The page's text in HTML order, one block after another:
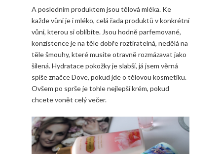
A posledním produktem jsou tělová mléka. Ke
každe vůni je i mléko, celá řada produktů v konkrétní
vůni, kterou si oblíbíte. Jsou hodně parfemované,
konzistence je na těle dobře roztíratelná, nedělá na
těle šmouhy, které musíte otravně rozmázavat jako
šílená. Hydratace pokožky je slabší, já jsem věrná
spíše značce Dove, pokud jde o tělovou kosmetiku.
Ovšem po sprše je tohle nejlepší krém, pokud
chcete vonět celý večer.